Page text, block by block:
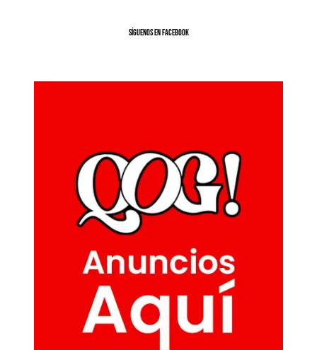
SíGUENOS EN FACEBOOK